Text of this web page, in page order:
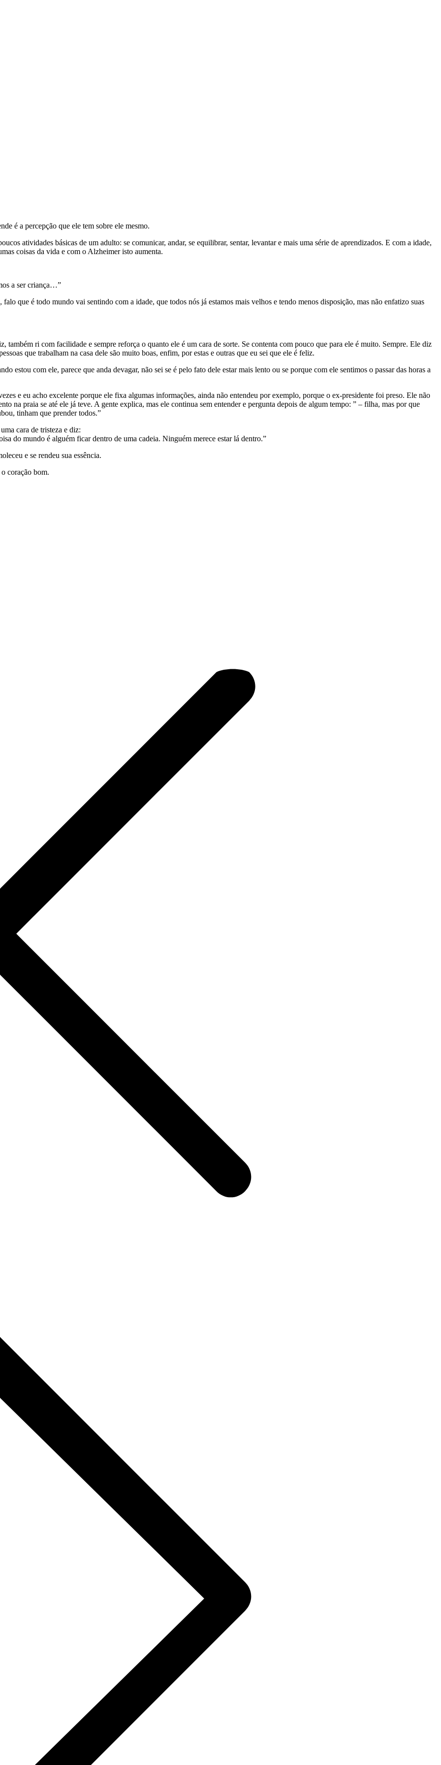
é a percepção que ele tem sobre ele mesmo.
atividades básicas de um adulto: se comunicar, andar, se equilibrar, sentar, levantar e mais uma série de aprendizados. E com a idade,
coisas da vida e com o Alzheimer isto aumenta.
a ser criança…”
que é todo mundo vai sentindo com a idade, que todos nós já estamos mais velhos e tendo menos disposição, mas não enfatizo suas
também ri com facilidade e sempre reforça o quanto ele é um cara de sorte. Se contenta com pouco que para ele é muito. Sempre. Ele diz
que trabalham na casa dele são muito boas, enfim, por estas e outras que eu sei que ele é feliz.
estou com ele, parece que anda devagar, não sei se é pelo fato dele estar mais lento ou se porque com ele sentimos o passar das horas a
e eu acho excelente porque ele fixa algumas informações, ainda não entendeu por exemplo, porque o ex-presidente foi preso. Ele não
na praia se até ele já teve. A gente explica, mas ele continua sem entender e pergunta depois de algum tempo: ” – filha, mas por que
tinham que prender todos.”
cara de tristeza e diz:
do mundo é alguém ficar dentro de uma cadeia. Ninguém merece estar lá dentro.”
e se rendeu sua essência.
coração bom.